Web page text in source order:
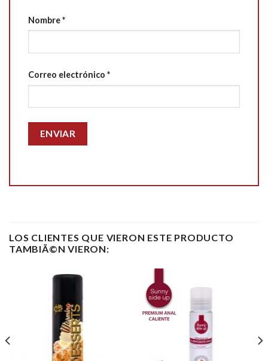
Nombre*
Correo electrónico *
LOS CLIENTES QUE VIERON ESTE PRODUCTO
TAMBIÃ©N VIERON: